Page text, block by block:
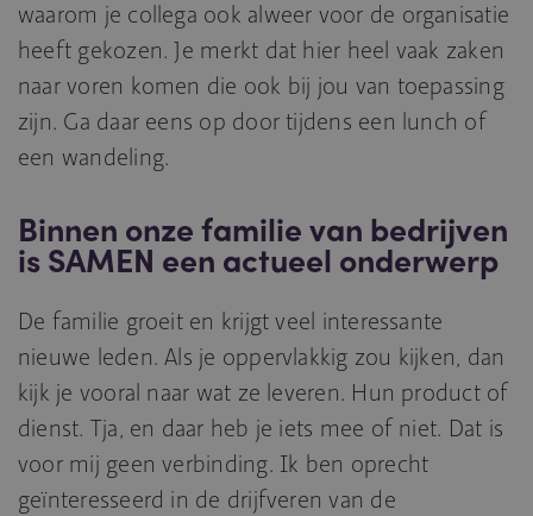
waarom je collega ook alweer voor de organisatie
heeft gekozen. Je merkt dat hier heel vaak zaken
naar voren komen die ook bij jou van toepassing
zijn. Ga daar eens op door tijdens een lunch of
een wandeling.
Binnen onze familie van bedrijven
is SAMEN een actueel onderwerp
De familie groeit en krijgt veel interessante
nieuwe leden. Als je oppervlakkig zou kijken, dan
kijk je vooral naar wat ze leveren. Hun product of
dienst. Tja, en daar heb je iets mee of niet. Dat is
voor mij geen verbinding. Ik ben oprecht
geïnteresseerd in de drijfveren van de